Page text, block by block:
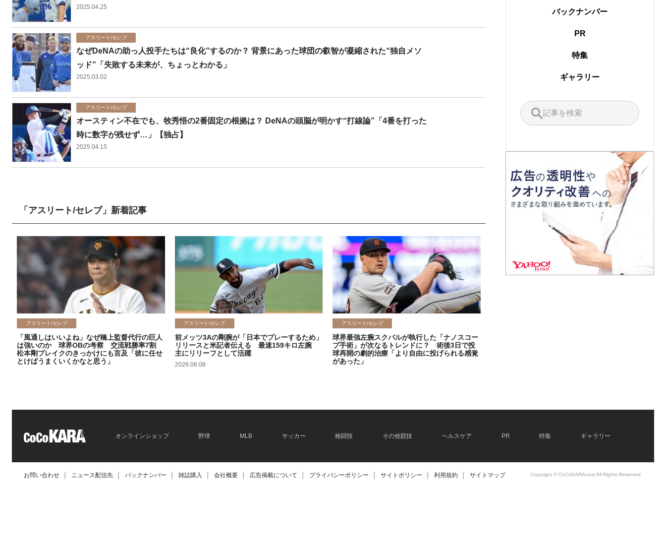
2025.04.25
アスリート/セレブ
なぜDeNAの助っ人投手たちは“良化”するのか？ 背景にあった球団の叡智が凝縮された“独自メソ
ッド”「失敗する未来が、ちょっとわかる」
2025.03.02
アスリート/セレブ
オースティン不在でも、牧秀悟の2番固定の根拠は？ DeNAの頭脳が明かす“打線論”「4番を打った
時に数字が残せず…」【独占】
2025.04.15
「アスリート/セレブ」新着記事
アスリート/セレブ
「風通しはいいよね」なぜ橋上監督代行の巨人
は強いのか 球界OBの考察 交流戦勝率7割
松本剛ブレイクのきっかけにも言及「彼に任せ
とけばうまくいくかなと思う」
アスリート/セレブ
前メッツ3Aの剛腕が「日本でプレーするため」
リリースと米記者伝える 最速159キロ左腕
主にリリーフとして活躍
2026.06.08
アスリート/セレブ
球界最強左腕スクバルが執行した「ナノスコー
プ手術」が次なるトレンドに？ 術後3日で投
球再開の劇的治療「より自由に投げられる感覚
があった」
バックナンバー
PR
特集
ギャラリー
オンラインショップ 野球 MLB サッカー 格闘技 その他競技 ヘルスケア PR 特集 ギャラリー
お問い合わせ ニュース配信先 バックナンバー 雑誌購入 会社概要 広告掲載について プライバシーポリシー サイトポリシー 利用規約 サイトマップ Copyright © CoCoKARAnext All Rights Reserved.